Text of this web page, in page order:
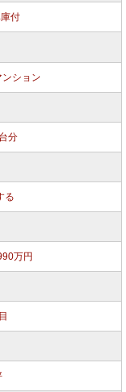
付
ション
分
る
万円